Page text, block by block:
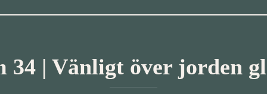
34 | Vänligt över jorden